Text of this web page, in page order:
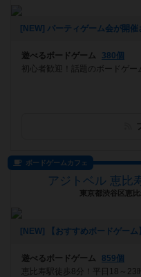
遊べるボードゲーム
380個
初心者歓迎！話題のボードゲー
ボードゲームカフェ
アジトベル 恵比
東京都渋谷区恵
遊べるボードゲーム
859個
恵比寿駅徒歩8分！平日18～23